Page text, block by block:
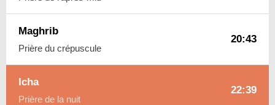
Maghrib
Prière du crépuscule
20:43
Icha
Prière de la nuit
22:39